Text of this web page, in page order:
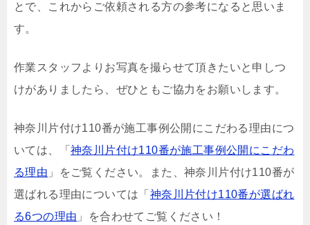
とで、これからご依頼される方の参考になると思いま
す。
作業スタッフよりお写真を撮らせて頂きたいと申しつ
けがありましたら、ぜひともご協力をお願いします。
神奈川片付け110番が施工事例公開にこだわる理由につ
いては、「 神奈川片付け110番が施工事例公開にこだわ
る理由 」をご覧ください。また、神奈川片付け110番が
選ばれる理由については「 神奈川片付け110番が選ばれ
る6つの理由 」を合わせてご覧ください！